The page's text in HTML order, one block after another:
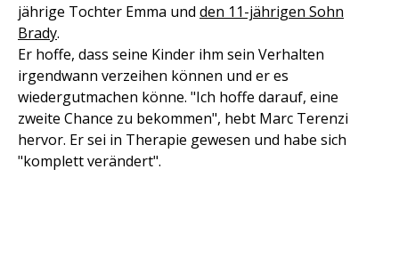
jährige Tochter Emma und den 11-jährigen Sohn
Brady.
Er hoffe, dass seine Kinder ihm sein Verhalten
irgendwann verzeihen können und er es
wiedergutmachen könne. "Ich hoffe darauf, eine
zweite Chance zu bekommen", hebt Marc Terenzi
hervor. Er sei in Therapie gewesen und habe sich
"komplett verändert".